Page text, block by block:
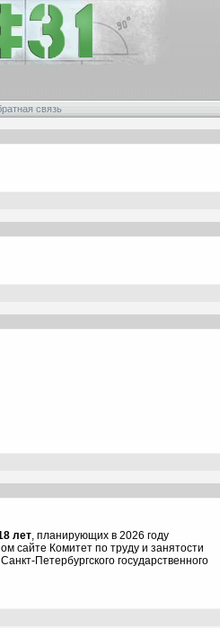
связь
лет, планирующих в 2026 году
сайте Комитет по труду и занятости
Петербургского государственного